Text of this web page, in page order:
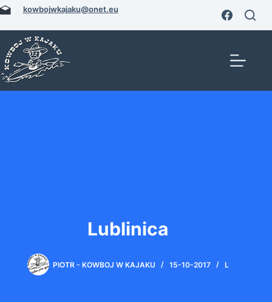
Przejdź
treści
kowbojwkajaku@onet.eu
Lublinica
PIOTR - KOWBOJ W KAJAKU 15-10-2017 L